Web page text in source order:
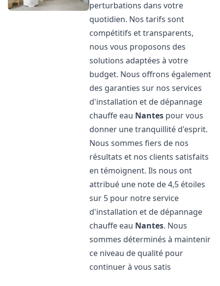
perturbations dans votre
quotidien. Nos tarifs sont
compétitifs et transparents,
nous vous proposons des
solutions adaptées à votre
budget. Nous offrons également
des garanties sur nos services
d'installation et de dépannage
chauffe eau Nantes pour vous
donner une tranquillité d'esprit.
Nous sommes fiers de nos
résultats et nos clients satisfaits
en témoignent. Ils nous ont
attribué une note de 4,5 étoiles
sur 5 pour notre service
d'installation et de dépannage
chauffe eau Nantes. Nous
sommes déterminés à maintenir
ce niveau de qualité pour
continuer à vous satis